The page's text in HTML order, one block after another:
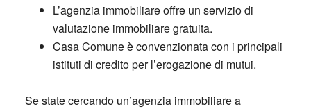
L’agenzia immobiliare offre un servizio di
valutazione immobiliare gratuita.
Casa Comune è convenzionata con i principali
istituti di credito per l’erogazione di mutui.
Se state cercando un’agenzia immobiliare a